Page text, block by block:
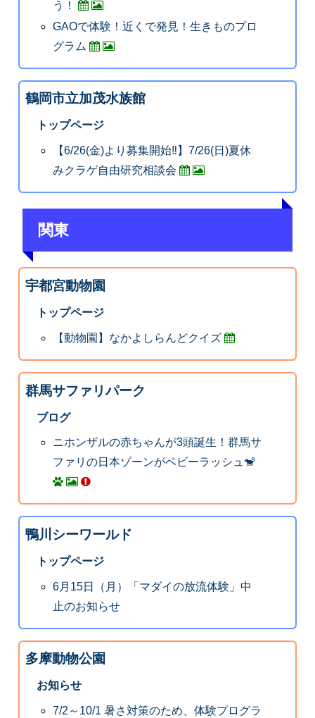
う！
GAOで体験！近くで発見！生きものプロ
グラム
鶴岡市立加茂水族館
トップページ
【6/26(金)より募集開始‼】7/26(日)夏休
みクラゲ自由研究相談会
関東
宇都宮動物園
トップページ
【動物園】なかよしらんどクイズ
群馬サファリパーク
ブログ
ニホンザルの赤ちゃんが3頭誕生！群馬サ
ファリの日本ゾーンがベビーラッシュ🐒
鴨川シーワールド
トップページ
6月15日（月）「マダイの放流体験」中
止のお知らせ
多摩動物公園
お知らせ
7/2～10/1 暑さ対策のため、体験プログラ